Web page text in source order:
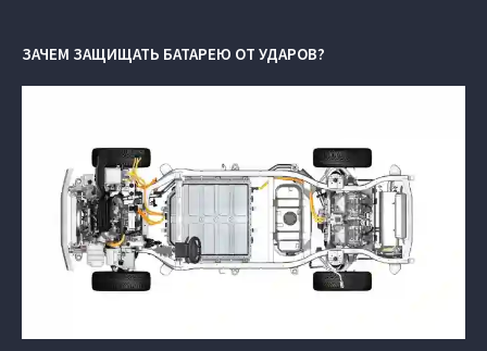
ЗАЧЕМ ЗАЩИЩАТЬ БАТАРЕЮ ОТ УДАРОВ?